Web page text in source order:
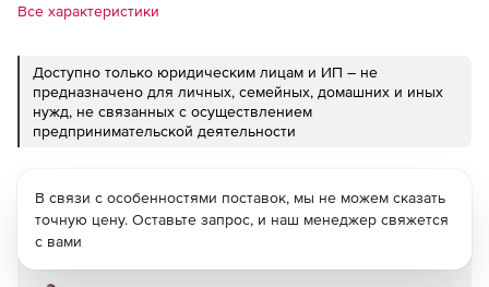
Все характеристики
Доступно только юридическим лицам и ИП – не
предназначено для личных, семейных, домашних и иных
нужд, не связанных с осуществлением
предпринимательской деятельности
В связи с особенностями поставок, мы не можем сказать
точную цену. Оставьте запрос, и наш менеджер свяжется
с вами